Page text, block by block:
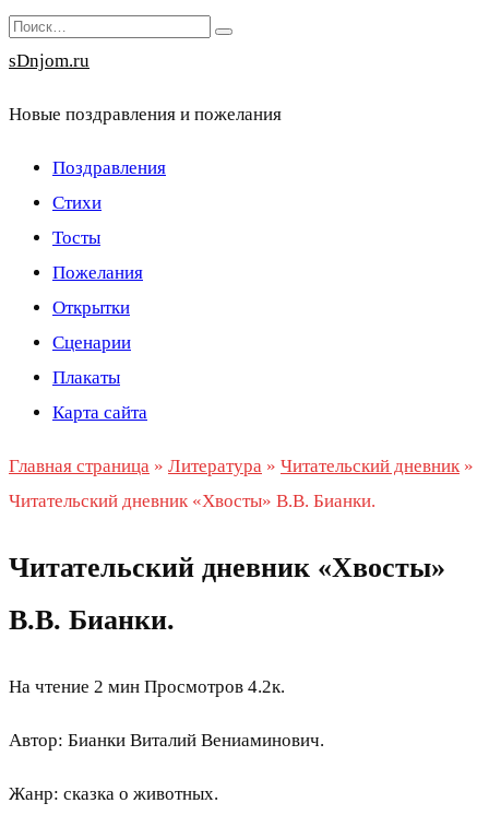
Перейти
к
Search
for:
sDnjom.ru
Новые поздравления и пожелания
Поздравления
Стихи
Тосты
Пожелания
Открытки
Сценарии
Плакаты
Карта сайта
Главная страница » Литература » Читательский дневник »
Читательский дневник «Хвосты» В.В. Бианки.
Читательский дневник «Хвосты»
В.В. Бианки.
На чтение 2 мин Просмотров 4.2к.
Автор: Бианки Виталий Вениаминович.
Жанр: сказка о животных.